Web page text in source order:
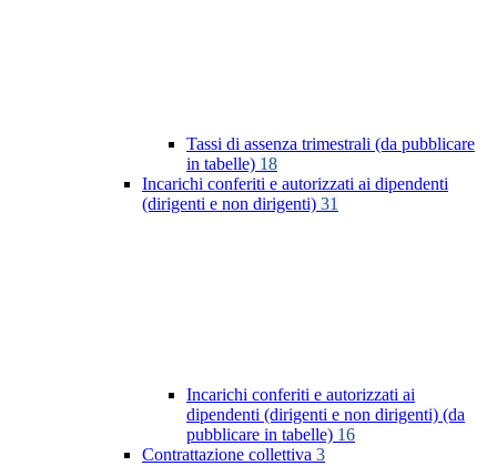
Tassi di assenza trimestrali (da pubblicare
in tabelle) 18
Incarichi conferiti e autorizzati ai dipendenti
(dirigenti e non dirigenti) 31
Incarichi conferiti e autorizzati ai
dipendenti (dirigenti e non dirigenti) (da
pubblicare in tabelle) 16
Contrattazione collettiva 3